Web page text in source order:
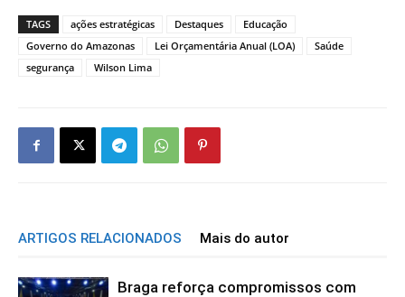
TAGS ações estratégicas Destaques
Educação
Governo do Amazonas
Lei Orçamentária Anual (LOA)
Saúde
segurança
Wilson Lima
ARTIGOS RELACIONADOS Mais do autor
Braga reforça compromissos com